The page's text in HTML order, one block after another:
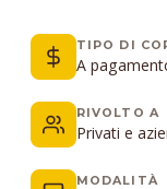
TIPO DI
A
RIVOLTO A
Privati e
MODALITÀ